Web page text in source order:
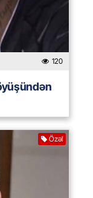
120
Özəl